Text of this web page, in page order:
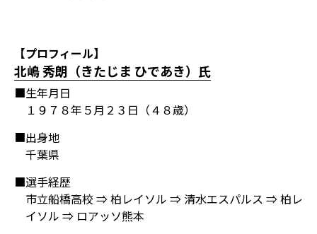
【プロフィール】
北嶋 秀朗（きたじま ひであき）氏
■生年月日
１９７８年５月２３日（４８歳）
■出身地
千葉県
■選手経歴
市立船橋高校 ⇒ 柏レイソル ⇒ 清水エスパルス ⇒ 柏レ
イソル ⇒ ロアッソ熊本